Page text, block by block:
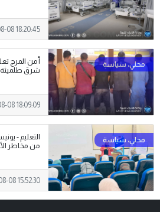
08 18:20:45
شرق
08 18:09:09
التعليم -
من مخاطر
08 15:52:30